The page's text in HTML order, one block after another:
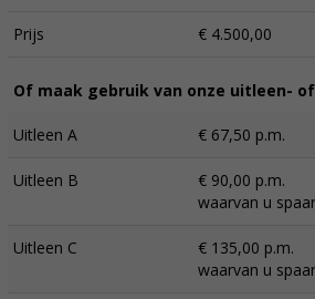
Prijs € 4.500,00
Of maak gebruik van onze uitleen-
Uitleen A € 67,50 p.m.
Uitleen B
€ 90,00 p.m.
waarvan u
Uitleen C
€ 135,00 p.m.
waarvan u